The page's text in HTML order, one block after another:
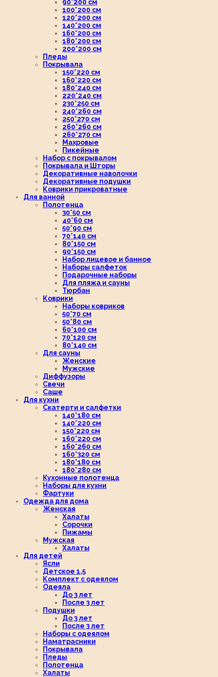
90*200 см
100*200 см
120*200 см
140*200 см
160*200 см
180*200 см
200*200 см
Пледы
Покрывала
150*220 см
160*220 см
180*240 см
220*240 см
230*250 см
240*260 см
250*270 см
260*260 см
260*270 см
Махровые
Пикейные
Набор с покрывалом
Покрывала и Шторы
Декоративные наволочки
Декоративные подушки
Коврики прикроватные
Для ванной
Полотенца
30*50 см
40*60 см
50*90 см
70*140 см
80*150 см
90*150 см
Набор лицевое и банное
Наборы салфеток
Подарочные наборы
Для пляжа и сауны
Тюрбан
Коврики
Наборы ковриков
50*70 см
50*80 см
60*100 см
70*120 см
80*140 см
Для сауны
Женские
Мужские
Диффузоры
Свечи
Саше
Для кухни
Скатерти и салфетки
140*180 см
140*220 см
150*220 см
160*220 см
160*260 см
160*320 см
180*180 см
180*280 см
Кухонные полотенца
Наборы для кухни
Фартуки
Одежда для дома
Женская
Халаты
Сорочки
Пижамы
Мужская
Халаты
Для детей
Ясли
Детское 1,5
Комплект с одеялом
Одеяла
До 3 лет
После 3 лет
Подушки
До 3 лет
После 3 лет
Наборы с одеялом
Наматрасники
Покрывала
Пледы
Полотенца
Халаты